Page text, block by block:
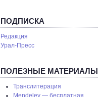
ПОДПИСКА
Редакция
Урал-Пресс
ПОЛЕЗНЫЕ МАТЕРИАЛЫ
Транслитерация
Mendeley — бесплатная